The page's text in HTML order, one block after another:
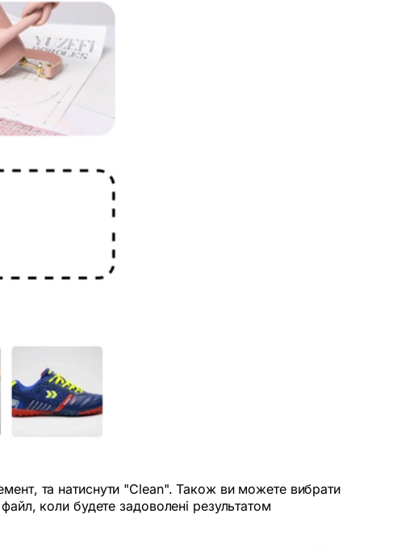
та натиснути "Clean". Також ви можете вибрати
коли будете задоволені результатом